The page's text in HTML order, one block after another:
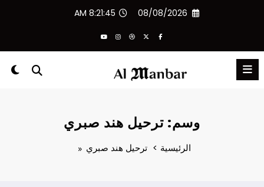
08/08/2026
8:21:45 AM
وسم: ترحيل هند صبري
الرئيسية ترحيل هند صبري